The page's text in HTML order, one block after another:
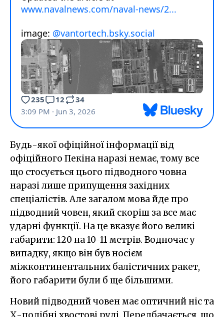
Будь-якої офіційної інформації від
офіційного Пекіна наразі немає, тому все
що стосується цього підводного човна
наразі лише припущення західних
спеціалістів. Але загалом мова йде про
підводний човен, який скоріш за все має
ударні функції. На це вказує його великі
габарити: 120 на 10-11 метрів. Водночас у
випадку, якщо він був носієм
міжконтинентальних балістичних ракет,
його габарити були б ще більшими.
Новий підводний човен має оптичний ніс та